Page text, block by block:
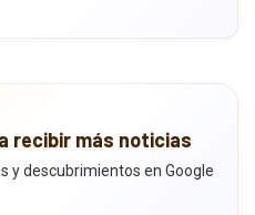
recibir más noticias
y descubrimientos en Google